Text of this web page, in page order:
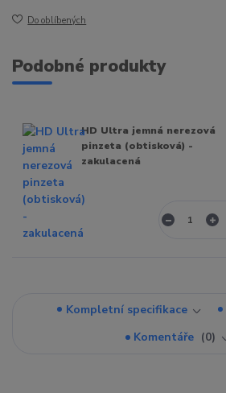
Do oblíbených
Podobné produkty
HD Ultra jemná nerezová
pinzeta (obtisková) -
zakulacená
Kompletní specifikace
Komentáře
0